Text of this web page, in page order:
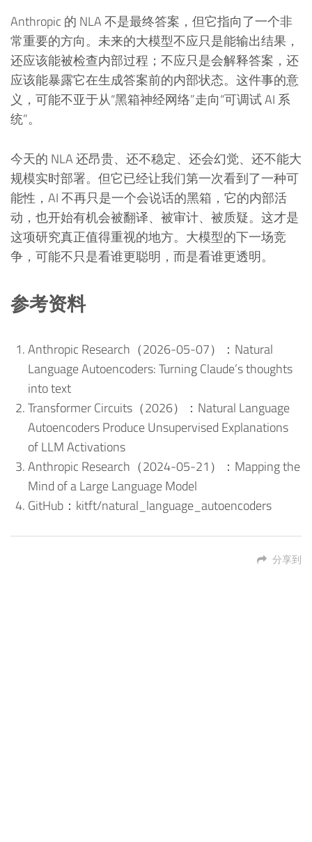
Anthropic 的 NLA 不是最终答案，但它指向了一个非
常重要的方向。未来的大模型不应只是能输出结果，
还应该能被检查内部过程；不应只是会解释答案，还
应该能暴露它在生成答案前的内部状态。这件事的意
义，可能不亚于从“黑箱神经网络”走向“可调试 AI 系
统”。
今天的 NLA 还昂贵、还不稳定、还会幻觉、还不能大
规模实时部署。但它已经让我们第一次看到了一种可
能性，AI 不再只是一个会说话的黑箱，它的内部活
动，也开始有机会被翻译、被审计、被质疑。这才是
这项研究真正值得重视的地方。大模型的下一场竞
争，可能不只是看谁更聪明，而是看谁更透明。
参考资料
Anthropic Research（2026-05-07）：Natural
Language Autoencoders: Turning Claude’s thoughts
into text
Transformer Circuits（2026）：Natural Language
Autoencoders Produce Unsupervised Explanations
of LLM Activations
Anthropic Research（2024-05-21）：Mapping the
Mind of a Large Language Model
GitHub：kitft/natural_language_autoencoders
分享到